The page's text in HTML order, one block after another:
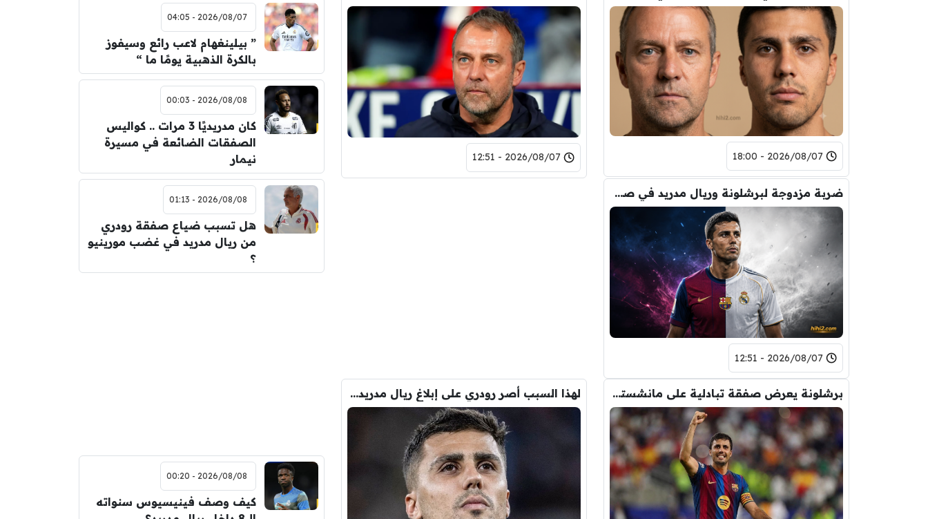
2026/08/07 - 18:00
2026/08/07 - 12:51
ضربة مزدوجة لبرشلونة وريال مدريد في صفقة رودري
2026/08/07 - 12:51
برشلونة يعرض صفقة تبادلية على مانشستر سيتي لهذا السبب أصر رودري على إبلاغ ريال مدريد بقراره شخصيًا
2026/08/07 - 04:05
” بيلينغهام لاعب رائع وسيفوز
بالكرة الذهبية يومًا ما “
2026/08/08 - 00:03
كان مدريديًا 3 مرات .. كواليس
الصفقات الضائعة في مسيرة
نيمار
2026/08/08 - 01:13
هل تسبب ضياع صفقة رودري
من ريال مدريد في غضب مورينيو
؟
2026/08/08 - 00:20
كيف وصف فينيسيوس سنواته